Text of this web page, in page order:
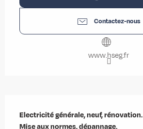
Contactez-nous
www.hseg.fr
Electricité générale, neuf, rénovation.
Mise aux normes, dépannage.